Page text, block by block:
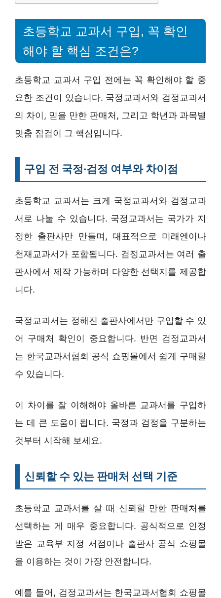
초등학교 교과서 구입, 꼭 확인
해야 할 핵심 조건은?
초등학교 교과서 구입 전에는 꼭 확인해야 할 중
요한 조건이 있습니다. 국정교과서와 검정교과서
의 차이, 믿을 만한 판매처, 그리고 학년과 과목별
맞춤 점검이 그 핵심입니다.
구입 전 국정·검정 여부와 차이점
초등학교 교과서는 크게 국정교과서와 검정교과
서로 나눌 수 있습니다. 국정교과서는 국가가 지
정한 출판사만 만들며, 대표적으로 미래엔이나
천재교과서가 포함됩니다. 검정교과서는 여러 출
판사에서 제작 가능하며 다양한 선택지를 제공합
니다.
국정교과서는 정해진 출판사에서만 구입할 수 있
어 구매처 확인이 중요합니다. 반면 검정교과서
는 한국교과서협회 공식 쇼핑몰에서 쉽게 구매할
수 있습니다.
이 차이를 잘 이해해야 올바른 교과서를 구입하
는 데 큰 도움이 됩니다. 국정과 검정을 구분하는
것부터 시작해 보세요.
신뢰할 수 있는 판매처 선택 기준
초등학교 교과서를 살 때 신뢰할 만한 판매처를
선택하는 게 매우 중요합니다. 공식적으로 인정
받은 교육부 지정 서점이나 출판사 공식 쇼핑몰
을 이용하는 것이 가장 안전합니다.
예를 들어, 검정교과서는 한국교과서협회 쇼핑몰